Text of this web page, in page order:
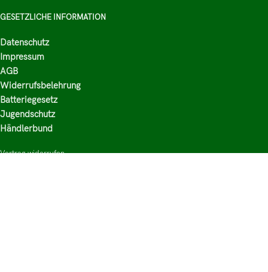
GESETZLICHE INFORMATION
Datenschutz
Impressum
AGB
Widerrufsbelehrung
Batteriegesetz
Jugendschutz
Händlerbund
Vertrag widerrufen